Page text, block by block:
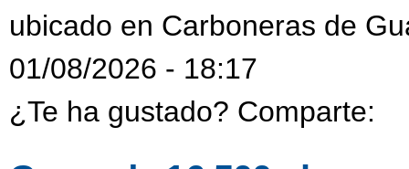
ubicado en Carboneras de
01/08/2026 - 18:17
¿Te ha gustado? Comparte: